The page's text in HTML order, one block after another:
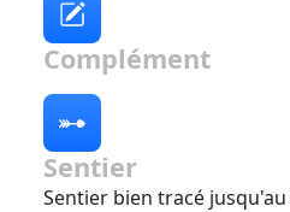
Complément
Sentier
Sentier bien tracé